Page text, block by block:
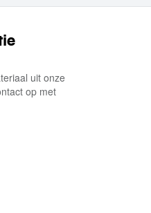
uit onze
op met